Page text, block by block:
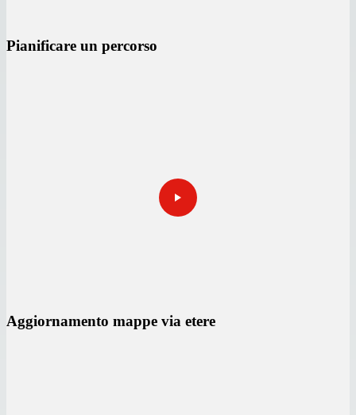
Pianificare un percorso
Aggiornamento mappe via etere